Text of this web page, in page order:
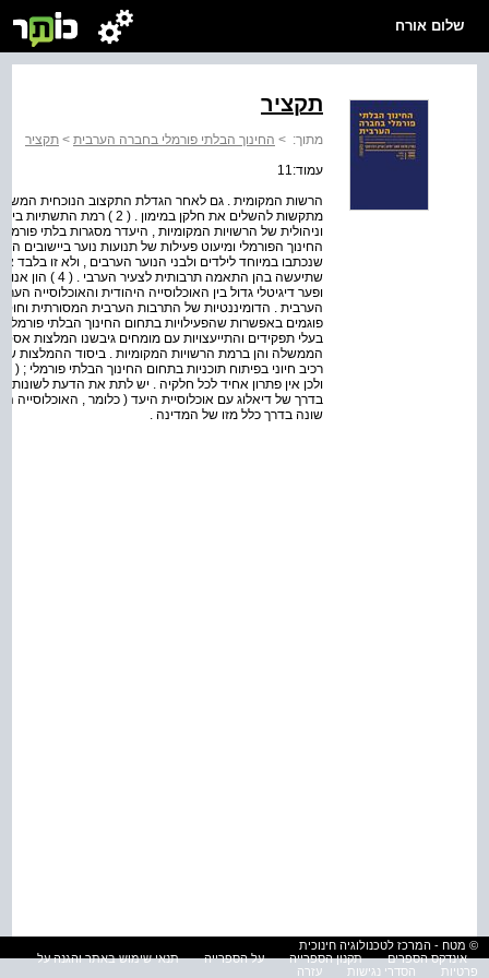
שלום אורח
תקציר
מתוך: > החינוך הבלתי פורמלי בחברה הערבית > תקציר
עמוד:11
הרשות המקומית . גם לאחר הגדלת התקצוב הנוכחית
מתקשות להשלים את חלקן
וניהולית של הרשויות המקומיות , היעדר מסגרות בלתי
שנכתבו במיוחד לילדים ולבני הנוער הערבים , ולא זו בלבד
שתיעשה בהן
הערבית . הדומיננטיות של התרבות הערבית המסורתית
פוגמים באפשרות שהפעילויות בתחום החינוך הבלתי
בעלי תפקידים והתייעצויות עם מומחים גיבשנו המלצות
בדרך של דיאלוג עם אוכלוסיית היעד ( כלומר ,
שונה בדרך כלל מזו של המדינה .
© מטח - המרכז לטכנולוגיה חינוכית
אינדקס הספרים
תקנון הספרייה על הספרייה
תנאי שימוש באתר והגנה על
פרטיות
הסדרי נגישות עזרה